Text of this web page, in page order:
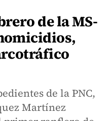
de la MS-
de la PNC,
Martínez